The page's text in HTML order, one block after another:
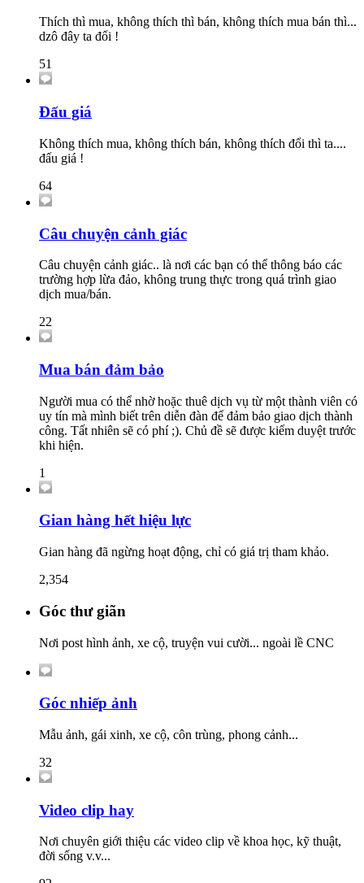
Thích thì mua, không thích thì bán, không thích mua bán thì...
dzô đây ta đổi !
51
Đấu giá
Không thích mua, không thích bán, không thích đổi thì ta....
đấu giá !
64
Câu chuyện cảnh giác
Câu chuyện cảnh giác.. là nơi các bạn có thể thông báo các
trường hợp lừa đảo, không trung thực trong quá trình giao
dịch mua/bán.
22
Mua bán đảm bảo
Người mua có thể nhờ hoặc thuê dịch vụ từ một thành viên có
uy tín mà mình biết trên diễn đàn để đảm bảo giao dịch thành
công. Tất nhiên sẽ có phí ;). Chủ đề sẽ được kiểm duyệt trước
khi hiện.
1
Gian hàng hết hiệu lực
Gian hàng đã ngừng hoạt động, chỉ có giá trị tham khảo.
2,354
Góc thư giãn
Nơi post hình ảnh, xe cộ, truyện vui cười... ngoài lề CNC
Góc nhiếp ảnh
Mẫu ảnh, gái xinh, xe cộ, côn trùng, phong cảnh...
32
Video clip hay
Nơi chuyên giới thiệu các video clip về khoa học, kỹ thuật,
đời sống v.v...